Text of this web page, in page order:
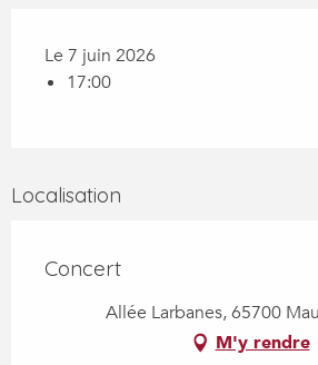
Le 7 juin 2026
17:00
Localisation
Concert
Allée Larbanes, 65700
M'y rendre